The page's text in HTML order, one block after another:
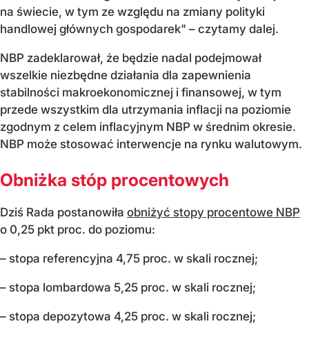
na świecie, w tym ze względu na zmiany polityki
handlowej głównych gospodarek" – czytamy dalej.
NBP zadeklarował, że będzie nadal podejmował
wszelkie niezbędne działania dla zapewnienia
stabilności makroekonomicznej i finansowej, w tym
przede wszystkim dla utrzymania inflacji na poziomie
zgodnym z celem inflacyjnym NBP w średnim okresie.
NBP może stosować interwencje na rynku walutowym.
Obniżka stóp procentowych
Dziś Rada postanowiła obniżyć stopy procentowe NBP
o 0,25 pkt proc. do poziomu:
– stopa referencyjna 4,75 proc. w skali rocznej;
– stopa lombardowa 5,25 proc. w skali rocznej;
– stopa depozytowa 4,25 proc. w skali rocznej;